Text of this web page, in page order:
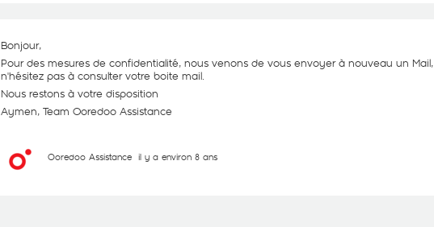
Bonjour,
Pour des mesures de confidentialité, nous venons de vous envoyer à nouveau un Mail,
n'hésitez pas à consulter votre boite mail.
Nous restons à votre disposition
Aymen, Team Ooredoo Assistance
Ooredoo Assistance il y a environ 8 ans